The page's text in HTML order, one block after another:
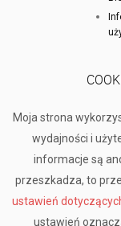
Moja strona
wydajności i
informacje są
przeszkadza, to
ustawień
ustawień